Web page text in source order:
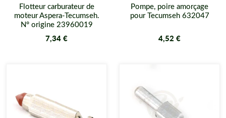
Flotteur carburateur de
moteur Aspera-Tecumseh.
N° origine 23960019
7,34 €
Pompe, poire amorçage
pour Tecumseh 632047
4,52 €